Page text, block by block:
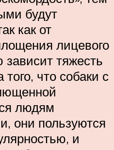
будут
как от
лицевого
тяжесть
что собаки с
людям
они пользуются
и